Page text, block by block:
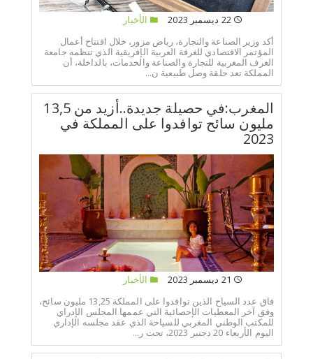
22 ديسمبر 2023
الأخبار
أكد وزير الصناعة والتجارة، رياض مزور، خلال افتتاح أعمال
المؤتمر الاقتصادي للغرفة العربية الإفريقية الذي تنظمه جامعة
الغرف المغربية للتجارة والصناعة والخدمات، بالداخلة، أن
المملكة تعد حلقة وصل طبيعية ن...
المغرب:في حصيلة جديدة..أزيد من 13,5
مليون سائح توافدوا على المملكة في
2023
الأخبار
فاق عدد السياح الذين توافدوا على المملكة 13,25 مليون سائح،
وفق آخر المعطيات الإحصائية التي عممها المجلس الإدراي
للمكتب الوطني المغربي للسياحة الذي عقد مجلسه الإداري
اليوم الأربعاء 20 دجنبر 2023، تحت ر...